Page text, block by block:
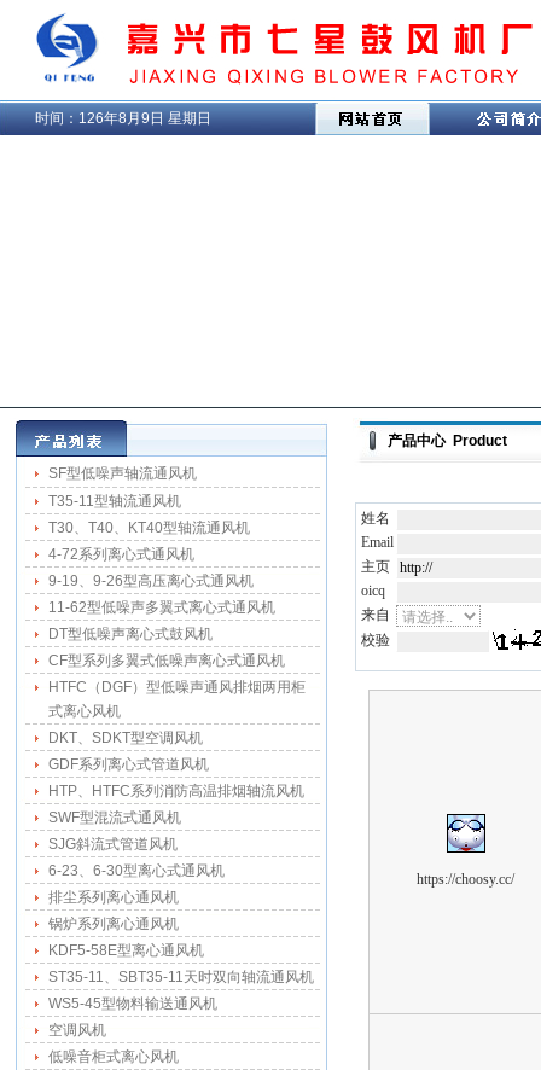
时间： 126年8月9日 星期日
SF型低噪声轴流通风机
T35-11型轴流通风机
T30、T40、KT40型轴流通风机
4-72系列离心式通风机
9-19、9-26型高压离心式通风机
11-62型低噪声多翼式离心式通风机
DT型低噪声离心式鼓风机
CF型系列多翼式低噪声离心式通风机
HTFC（DGF）型低噪声通风排烟两用柜
式离心风机
DKT、SDKT型空调风机
GDF系列离心式管道风机
HTP、HTFC系列消防高温排烟轴流风机
SWF型混流式通风机
SJG斜流式管道风机
6-23、6-30型离心式通风机
排尘系列离心通风机
锅炉系列离心通风机
KDF5-58E型离心通风机
ST35-11、SBT35-11天时双向轴流通风机
WS5-45型物料输送通风机
空调风机
低噪音柜式离心风机
产品中心 Product
姓名
Email
主页
oicq
来自
校验
https://choosy.cc/